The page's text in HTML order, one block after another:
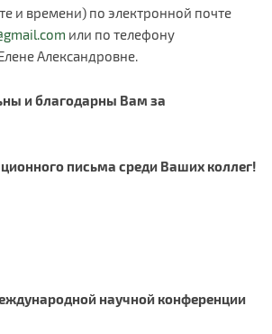
и времени) по электронной почте
или по телефону
Александровне.
и благодарны Вам за
письма среди Ваших коллег!
научной конференции